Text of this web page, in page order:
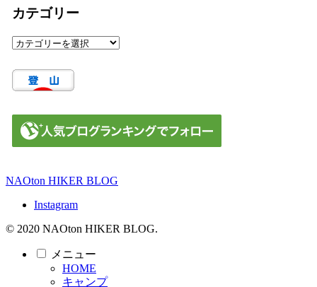
カテゴリー
カ
ゴ
リ
NAOton HIKER BLOG
Instagram
© 2020 NAOton HIKER BLOG.
メニュー
HOME
キャンプ